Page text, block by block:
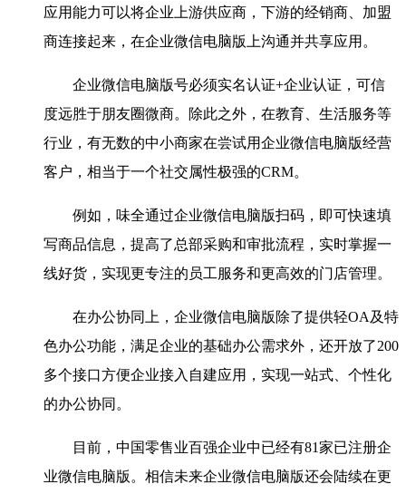
应用能力可以将企业上游供应商，下游的经销商、加盟
商连接起来，在企业微信电脑版上沟通并共享应用。
企业微信电脑版号必须实名认证+企业认证，可信
度远胜于朋友圈微商。除此之外，在教育、生活服务等
行业，有无数的中小商家在尝试用企业微信电脑版经营
客户，相当于一个社交属性极强的CRM。
例如，味全通过企业微信电脑版扫码，即可快速填
写商品信息，提高了总部采购和审批流程，实时掌握一
线好货，实现更专注的员工服务和更高效的门店管理。
在办公协同上，企业微信电脑版除了提供轻OA及特
色办公功能，满足企业的基础办公需求外，还开放了200
多个接口方便企业接入自建应用，实现一站式、个性化
的办公协同。
目前，中国零售业百强企业中已经有81家已注册企
业微信电脑版。相信未来企业微信电脑版还会陆续在更